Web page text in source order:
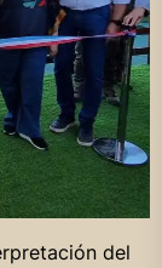
del